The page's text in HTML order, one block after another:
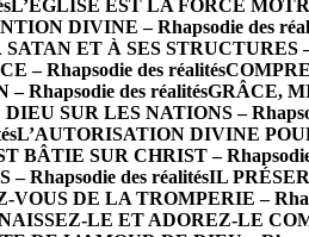
L’ÉGLISE EST LA FORCE
DIVINE – Rhapsodie des
ET À SES STRUCTURES
– Rhapsodie des réalités
Rhapsodie des réalitésGRÂCE,
SUR LES NATIONS –
L’AUTORISATION DIVINE
BÂTIE SUR CHRIST –
Rhapsodie des réalitésIL
VOUS DE LA TROMPERIE –
LE ET ADOREZ-LE